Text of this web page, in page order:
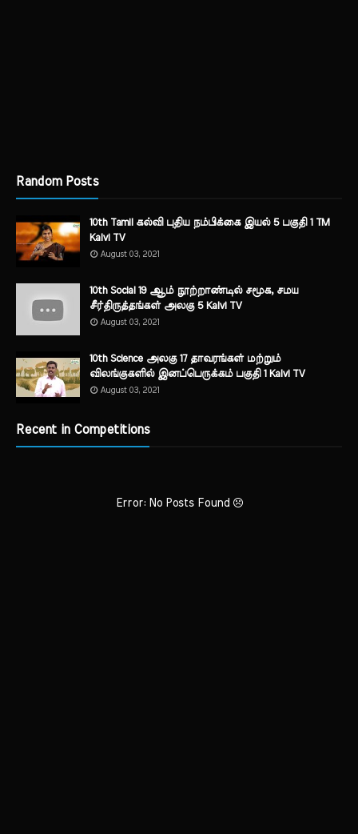
Random Posts
10th Tamil கல்வி புதிய நம்பிக்கை இயல் 5 பகுதி 1 TM
Kalvi TV
August 03, 2021
10th Social 19 ஆம் நூற்றாண்டில் சமூக, சமய
சீர்திருத்தங்கள் அலகு 5 Kalvi TV
August 03, 2021
10th Science அலகு 17 தாவரங்கள் மற்றும்
விலங்குகளில் இனப்பெருக்கம் பகுதி 1 Kalvi TV
August 03, 2021
Recent in Competitions
Error: No Posts Found